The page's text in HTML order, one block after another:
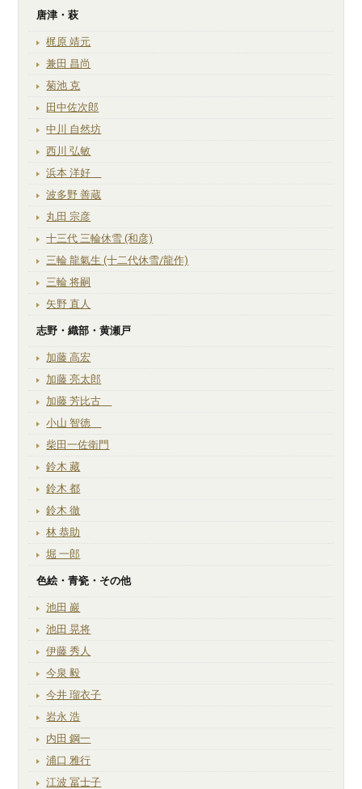
唐津・萩
梶原 靖元
兼田 昌尚
菊池 克
田中佐次郎
中川 自然坊
西川 弘敏
浜本 洋好
波多野 善蔵
丸田 宗彦
十三代 三輪休雪 (和彦)
三輪 龍氣生 (十二代休雪/龍作)
三輪 将嗣
矢野 直人
志野・織部・黄瀬戸
加藤 高宏
加藤 亮太郎
加藤 芳比古
小山 智徳
柴田一佐衛門
鈴木 藏
鈴木 都
鈴木 徹
林 恭助
堀 一郎
色絵・青瓷・その他
池田 巖
池田 晃将
伊藤 秀人
今泉 毅
今井 瑠衣子
岩永 浩
内田 鋼一
浦口 雅行
江波 冨士子